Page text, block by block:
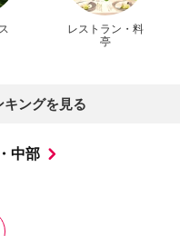
レストラン・料
亭
ングを見る
中部